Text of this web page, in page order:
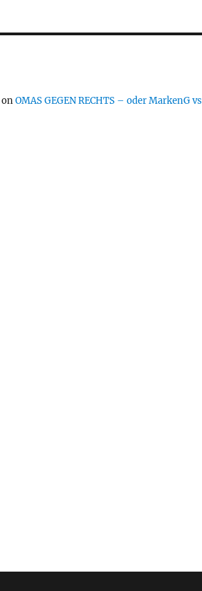
onOMAS GEGEN RECHTS – oder MarkenG vs